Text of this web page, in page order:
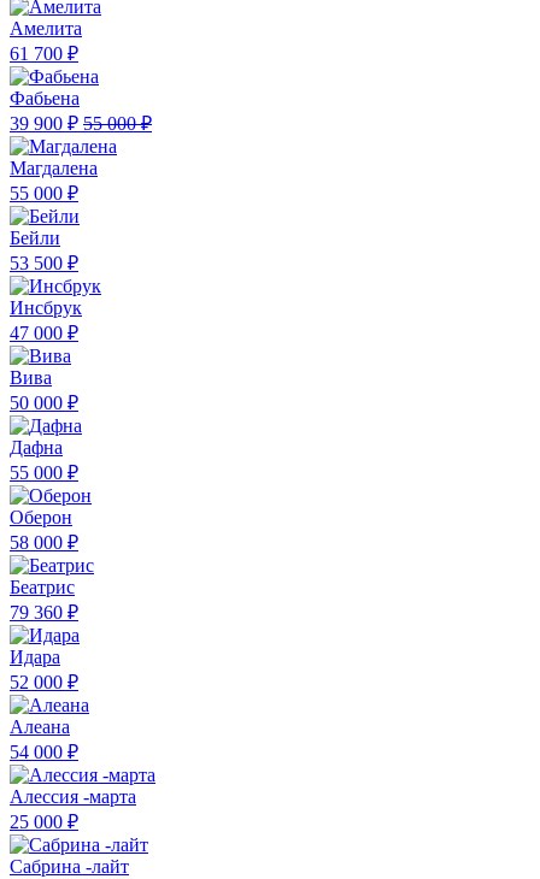
Амелита
61 700 ₽
Фабьена
39 900 ₽ 55 000 ₽
Магдалена
55 000 ₽
Бейли
53 500 ₽
Инсбрук
47 000 ₽
Вива
50 000 ₽
Дафна
55 000 ₽
Оберон
58 000 ₽
Беатрис
79 360 ₽
Идара
52 000 ₽
Алеана
54 000 ₽
Алессия -марта
25 000 ₽
Сабрина -лайт